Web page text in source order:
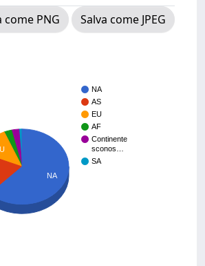
come PNG
Salva come JPEG
NA
AS
EU
AF
Continente
sconos…
SA
NA